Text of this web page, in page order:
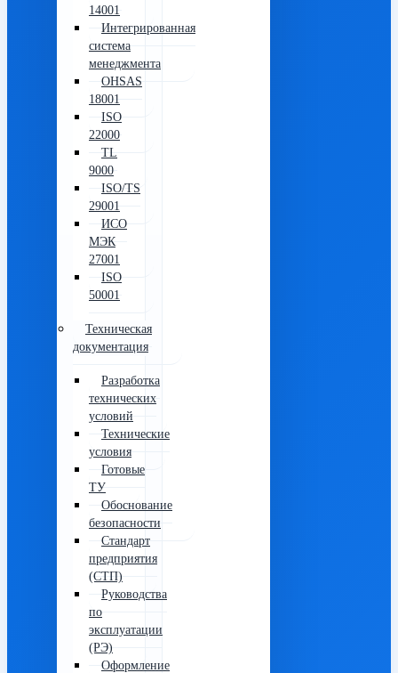
14001
Интегрированная
система
менеджмента
OHSAS
18001
ISO
22000
TL
9000
ISO/TS
29001
ИСО
МЭК
27001
ISO
50001
Техническая
документация
Разработка
технических
условий
Технические
условия
Готовые
ТУ
Обоснование
безопасности
Стандарт
предприятия
(СТП)
Руководства
по
эксплуатации
(РЭ)
Оформление